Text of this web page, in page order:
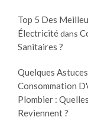
Top 5 Des
Électricitédans
Sanitaires ?
Quelques
Consommation
Plombier :
Reviennent ?